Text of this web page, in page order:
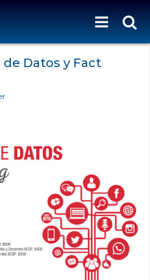
Datos y Fact